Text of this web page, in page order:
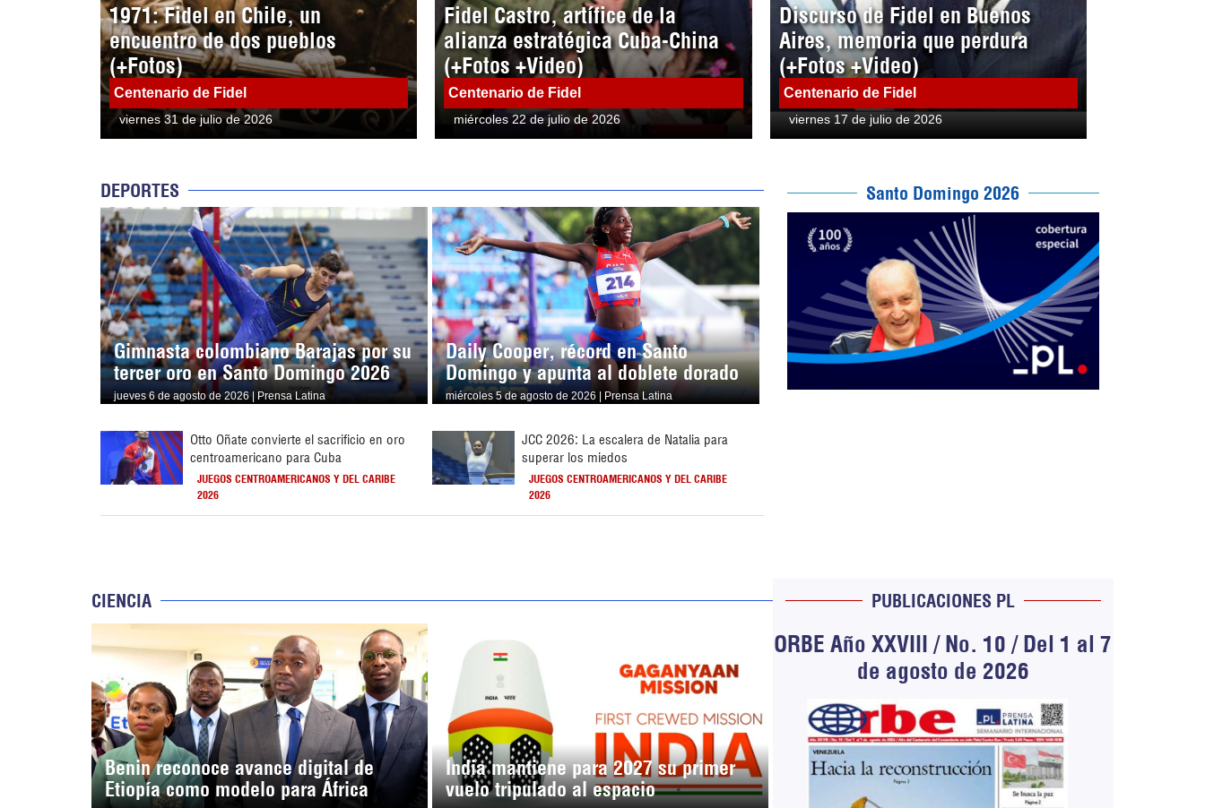
1971: Fidel en Chile, un
encuentro de dos pueblos
(+Fotos)
Centenario de Fidel
viernes 31 de julio de 2026
Fidel Castro, artífice de la
alianza estratégica Cuba-China
(+Fotos +Video)
Centenario de Fidel
miércoles 22 de julio de 2026
Discurso de Fidel en Buenos
Aires, memoria que perdura
(+Fotos +Video)
Centenario de Fidel
viernes 17 de julio de 2026
DEPORTES
Gimnasta colombiano Barajas por su
tercer oro en Santo Domingo 2026
jueves 6 de agosto de 2026 | Prensa Latina
Daily Cooper, récord en Santo
Domingo y apunta al doblete dorado
miércoles 5 de agosto de 2026 | Prensa Latina
Otto Oñate convierte el sacrificio en oro
centroamericano para Cuba
JUEGOS CENTROAMERICANOS Y DEL CARIBE
2026
JCC 2026: La escalera de Natalia para
superar los miedos
JUEGOS CENTROAMERICANOS Y DEL CARIBE
2026
Santo Domingo 2026
CIENCIA
Benin reconoce avance digital de
Etiopía como modelo para África
India mantiene para 2027 su primer
vuelo tripulado al espacio
PUBLICACIONES PL
ORBE Año XXVIII / No. 10 / Del 1 al 7
de agosto de 2026